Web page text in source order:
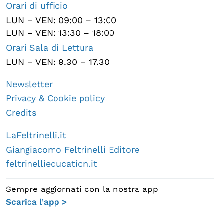
Orari di ufficio
LUN – VEN: 09:00 – 13:00
LUN – VEN: 13:30 – 18:00
Orari Sala di Lettura
LUN – VEN: 9.30 – 17.30
Newsletter
Privacy & Cookie policy
Credits
LaFeltrinelli.it
Giangiacomo Feltrinelli Editore
feltrinellieducation.it
Sempre aggiornati con la nostra app
Scarica l’app >